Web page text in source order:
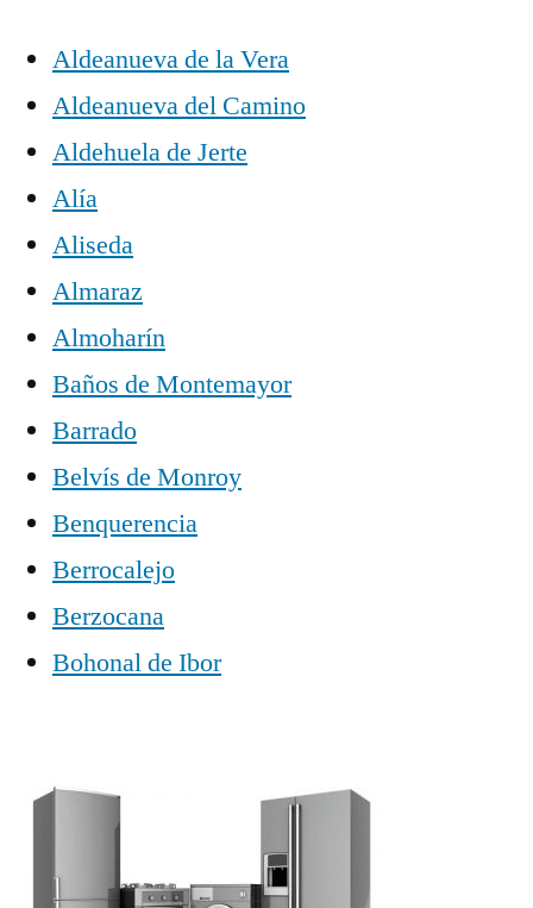
Aldeanueva de la Vera
Aldeanueva del Camino
Aldehuela de Jerte
Alía
Aliseda
Almaraz
Almoharín
Baños de Montemayor
Barrado
Belvís de Monroy
Benquerencia
Berrocalejo
Berzocana
Bohonal de Ibor